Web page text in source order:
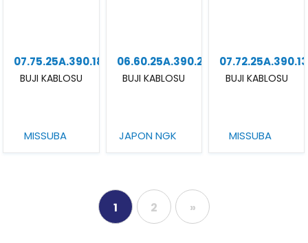
07.75.25A.390.18
BUJI KABLOSU
MISSUBA
06.60.25A.390.25
BUJI KABLOSU
JAPON NGK
07.72.25A.390.13
BUJI KABLOSU
MISSUBA
1 2 »